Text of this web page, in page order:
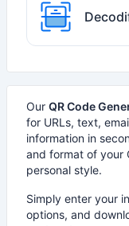
Our QR Code
for URLs, text,
information in
and format of your
personal style.
Simply enter your
options, and